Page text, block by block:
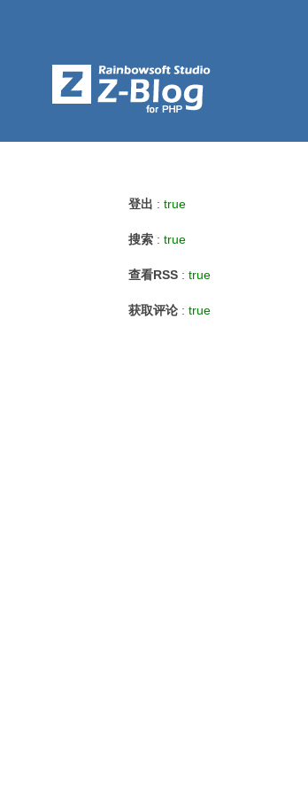
登出 : true
搜索 : true
查看RSS : true
获取评论 : true